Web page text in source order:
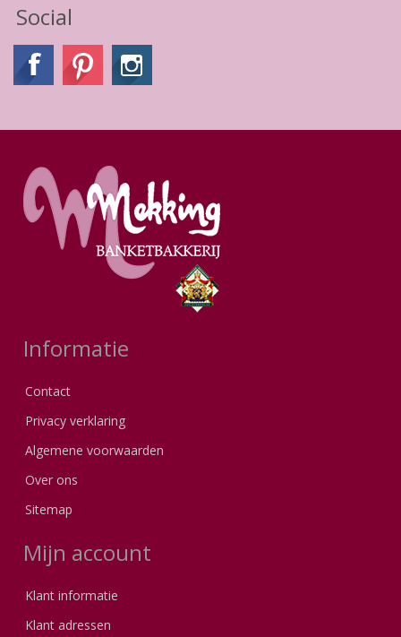
Social
Informatie
Contact
Privacy verklaring
Algemene voorwaarden
Over ons
Sitemap
Mijn account
Klant informatie
Klant adressen